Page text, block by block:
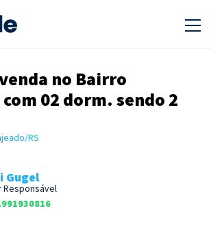
no Bairro
02 dorm. sendo 2
RS
Gugel
Responsável